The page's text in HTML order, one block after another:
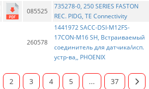
085525
735278-0, 250 SERIES FASTON
REC. PIDG, TE Connectivity
260578
1441972 SACC-DSI-M12FS-
17CON-M16 SH, Встраиваемый
соединитель для датчика/исп.
устр-ва,, PHOENIX
2 3 4 5 ... 37